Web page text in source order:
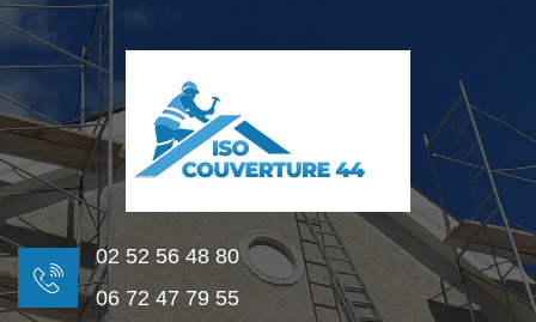
02 52 56 48 80
06 72 47 79 55